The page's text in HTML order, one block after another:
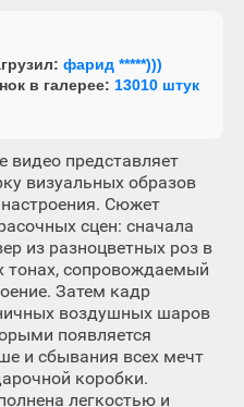
фарид *****)))
в галерее: 13010 штук
видео представляет
визуальных образов
Сюжет
сцен: сначала
из разноцветных роз в
тонах, сопровождаемый
Затем кадр
воздушных шаров
появляется
и сбывания всех мечт
коробки.
легкостью и